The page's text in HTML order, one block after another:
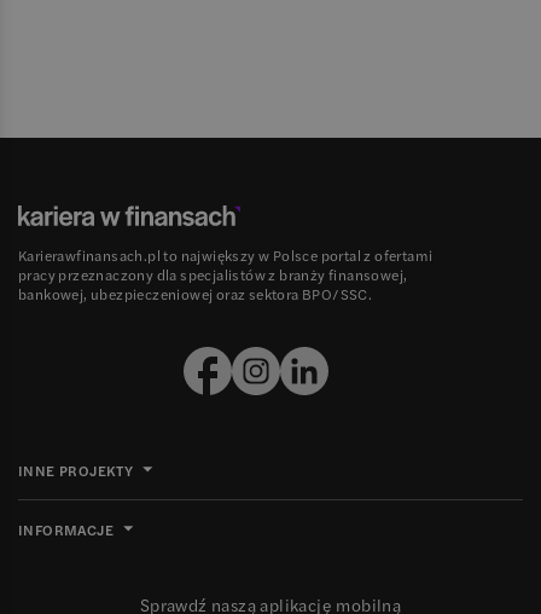
Karierawfinansach.pl to największy w Polsce portal z ofertami
pracy przeznaczony dla specjalistów z branży finansowej,
bankowej, ubezpieczeniowej oraz sektora BPO/SSC.
INNE PROJEKTY
INFORMACJE
Sprawdź naszą aplikację mobilną